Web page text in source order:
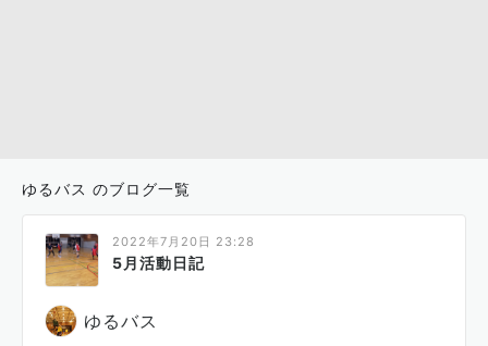
ゆるバス のブログ一覧
2022年7月20日 23:28
5月活動日記
ゆるバス